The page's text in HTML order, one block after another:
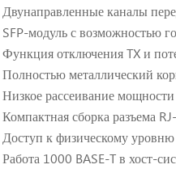
Двунаправленные каналы
SFP-модуль с возможностью
Функция отключения TX и
Полностью металлический
Низкое рассеивание
Компактная сборка разъема
Доступ к физическому
Работа 1000 BASE-T в хост-